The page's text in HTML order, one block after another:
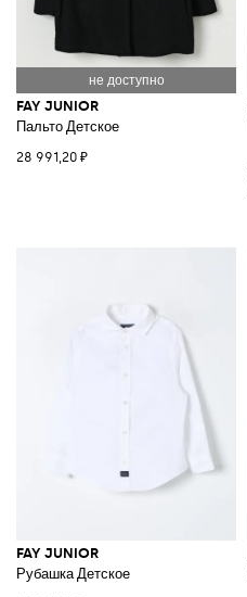
FAY JUNIOR
Пальто Детское
28 991,20 ₽
FAY JUNIOR
Рубашка Детское